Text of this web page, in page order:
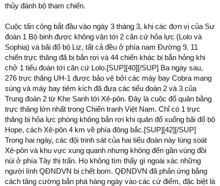
thủy đánh bộ tham chiến.
Cuộc tấn công bắt đầu vào ngày 3 tháng 3, khi các đơn vị của Sư
đoàn 1 Bộ binh được không vận tới 2 căn cứ hỏa lực (Lolo và
Sophia) và bãi đổ bộ Liz, tất cả đều ở phía nam Đường 9. 11
chiến trực thăng đã bị bắn rơi và 44 chiến khác bị bắn hỏng khi
chở 1 tiểu đoàn tới căn cứ Lolo.[SUP][40][/SUP] Ba ngày sau,
276 trực thăng UH-1 được bảo vệ bởi các máy bay Cobra mang
súng và máy bay tiêm kích đã đưa các tiểu đoàn 2 và 3 của
Trung đoàn 2 từ Khe Sanh tới Xê-pôn. Đây là cuộc đổ quân bằng
trực thăng lớn nhất trong Chiến tranh Việt Nam. Chỉ có 1 trực
thăng bị hỏa lực phòng không bắn rơi khi quân đổ xuống bãi đổ bộ
Hope, cách Xê-pôn 4 km về phía đông bắc.[SUP][42][/SUP]
Trong hai ngày, các đội trinh sát của hai tiểu đoàn này lùng soát
Xê-pôn và khu vực xung quanh nhưng không đến gần vùng đồi
núi ở phía Tây thị trấn. Họ không tìm thấy gì ngoài xác những
người lính QĐNDVN bị chết bom. QĐNDVN đã phản ứng bằng
cách tăng cường bắn phá hàng ngày vào các cứ điểm, đặc biệt là